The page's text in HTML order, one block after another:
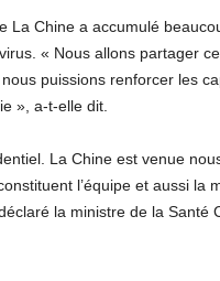
La Chine a accumulé
« Nous allons partager
puissions renforcer les
», a-t-elle dit.
La Chine est venue
l’équipe et aussi la
la ministre de la Santé